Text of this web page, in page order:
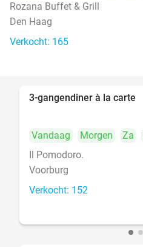
food
food
Rozana Buffet & Grill
Den Haag
Verkocht: 165
3-gangendiner à la carte
Vandaag Morgen Za
Il Pomodoro.
Voorburg
Verkocht: 152